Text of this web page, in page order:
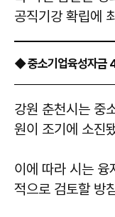
공직기강 확립에
◆ 중소기업육성자금
강원 춘천시는 중
원이 조기에 소진
이에 따라 시는 융
적으로 검토할 방